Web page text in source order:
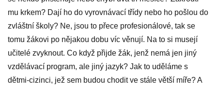
mu krkem? Dají ho do vyrovnávací třídy nebo ho pošlou do
zvláštní školy? Ne, jsou to přece profesionálové, tak se
tomu žákovi po nějakou dobu víc věnují. Na to si musejí
učitelé zvyknout. Co když přijde žák, jenž nemá jen jiný
vzdělávací program, ale jiný jazyk? Jak to uděláme s
dětmi-cizinci, jež sem budou chodit ve stále větší míře? A